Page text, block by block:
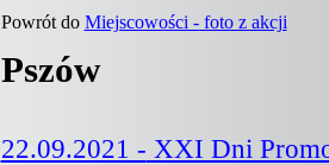
Powrót do Miejscowości -foto z akcji
Pszów
22.09.2021 - XXI Dni